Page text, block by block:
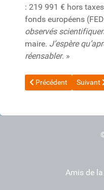
: 219 991 € hors
fonds européens
observés
maire. J’espère
réensabler. »
Article précédent :
Précédent Article
Suivant
Amis de